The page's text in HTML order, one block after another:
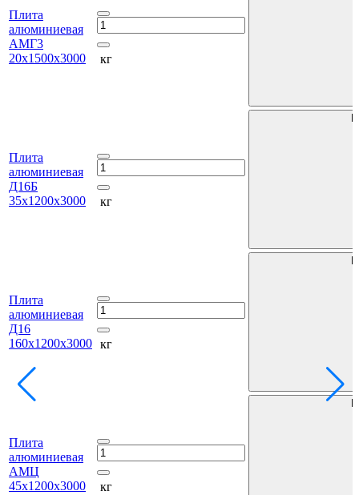
Плита
алюминиевая
АМГ3
20х1500х3000
кг
Плита
алюминиевая
Д16Б
35х1200х3000
кг
Плита
алюминиевая
Д16
160х1200х3000 кг
Плита
алюминиевая
АМЦ
45х1200х3000
кг